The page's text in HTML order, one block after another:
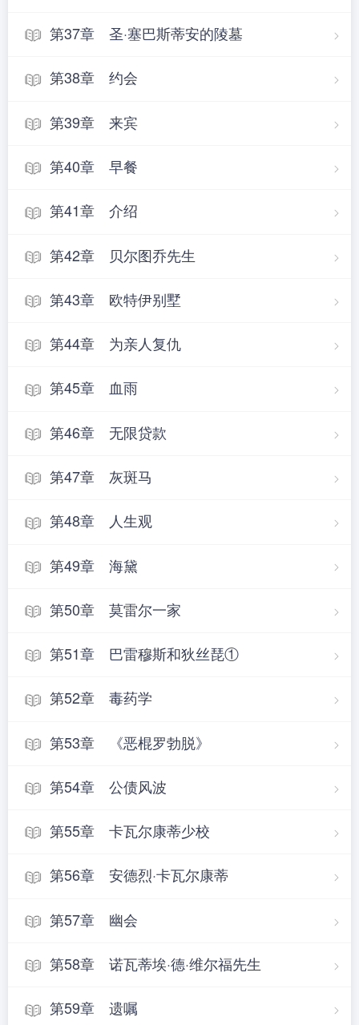
第37章 圣·塞巴斯蒂安的陵墓
第38章 约会
第39章 来宾
第40章 早餐
第41章 介绍
第42章 贝尔图乔先生
第43章 欧特伊别墅
第44章 为亲人复仇
第45章 血雨
第46章 无限贷款
第47章 灰斑马
第48章 人生观
第49章 海黛
第50章 莫雷尔一家
第51章 巴雷穆斯和狄丝琵①
第52章 毒药学
第53章 《恶棍罗勃脱》
第54章 公债风波
第55章 卡瓦尔康蒂少校
第56章 安德烈·卡瓦尔康蒂
第57章 幽会
第58章 诺瓦蒂埃·德·维尔福先生
第59章 遗嘱